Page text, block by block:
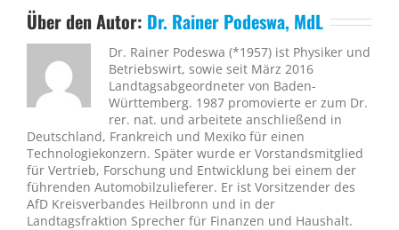
Über den Autor: Dr. Rainer Podeswa, MdL
Dr. Rainer Podeswa (*1957) ist Physiker und
Betriebswirt, sowie seit März 2016
Landtagsabgeordneter von Baden-
Württemberg. 1987 promovierte er zum Dr.
rer. nat. und arbeitete anschließend in
Deutschland, Frankreich und Mexiko für einen
Technologiekonzern. Später wurde er Vorstandsmitglied
für Vertrieb, Forschung und Entwicklung bei einem der
führenden Automobilzulieferer. Er ist Vorsitzender des
AfD Kreisverbandes Heilbronn und in der
Landtagsfraktion Sprecher für Finanzen und Haushalt.